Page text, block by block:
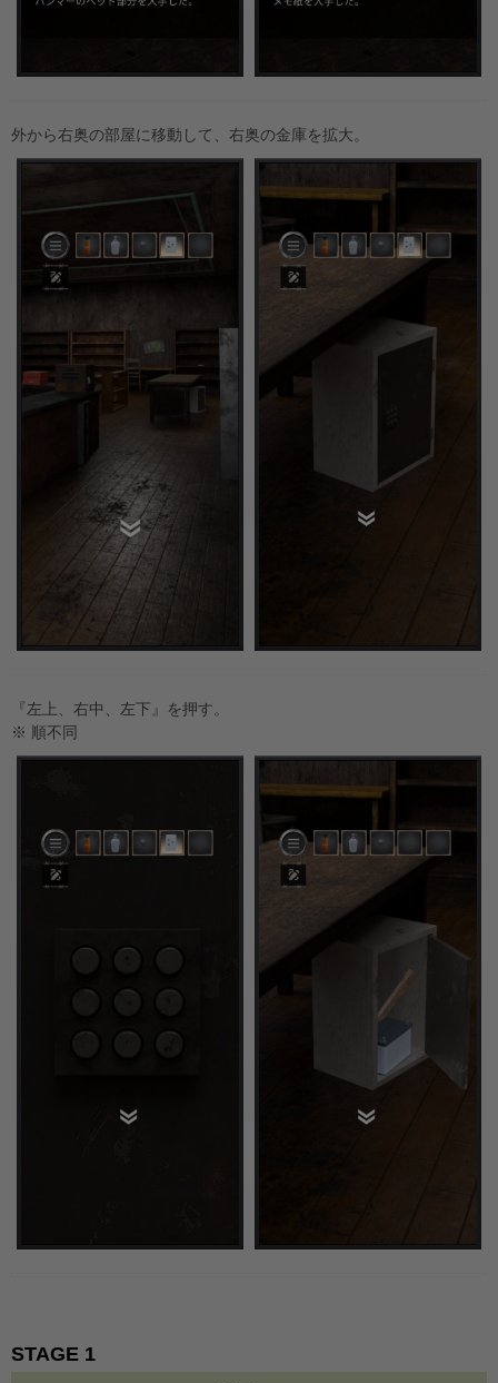
外から右奥の部屋に移動して、右奥の金庫を拡大。
『左上、右中、左下』を押す。
※ 順不同
STAGE 1